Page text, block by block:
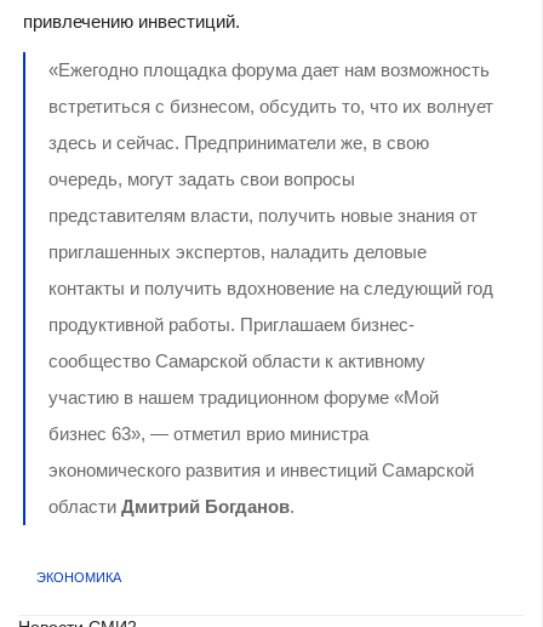
привлечению инвестиций.
«Ежегодно площадка форума дает нам возможность
встретиться с бизнесом, обсудить то, что их волнует
здесь и сейчас. Предприниматели же, в свою
очередь, могут задать свои вопросы
представителям власти, получить новые знания от
приглашенных экспертов, наладить деловые
контакты и получить вдохновение на следующий год
продуктивной работы. Приглашаем бизнес-
сообщество Самарской области к активному
участию в нашем традиционном форуме «Мой
бизнес 63», — отметил врио министра
экономического развития и инвестиций Самарской
области Дмитрий Богданов.
ЭКОНОМИКА